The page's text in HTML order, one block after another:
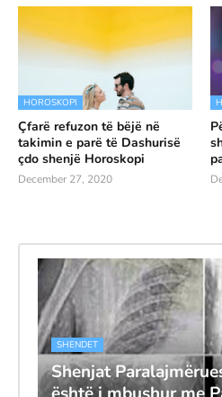
HOROSKOPI
Çfarë refuzon të bëjë në
takimin e parë të Dashurisë
çdo shenjë Horoskopi
December 27, 2020
SHENDET
Shenjat